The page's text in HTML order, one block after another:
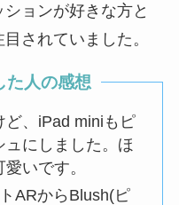
ョンが好きな方と
されていました。
た人の感想
ど、iPad miniもピ
ュにしました。ほ
いです。
ARからBlush(ピ